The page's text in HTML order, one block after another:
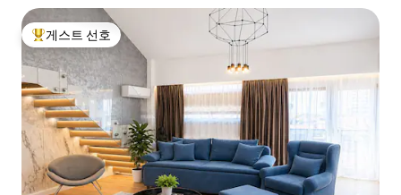
상위 게스트 선호
게스트 선호